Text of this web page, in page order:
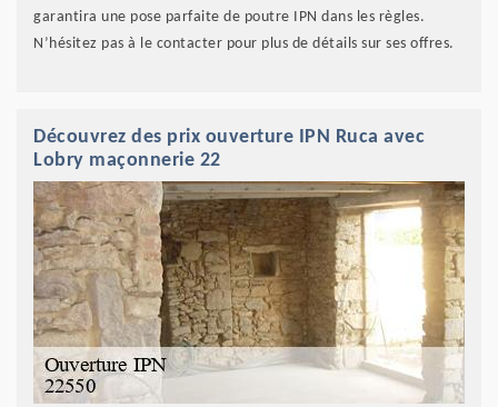
garantira une pose parfaite de poutre IPN dans les règles.
N’hésitez pas à le contacter pour plus de détails sur ses offres.
Découvrez des prix ouverture IPN Ruca avec
Lobry maçonnerie 22